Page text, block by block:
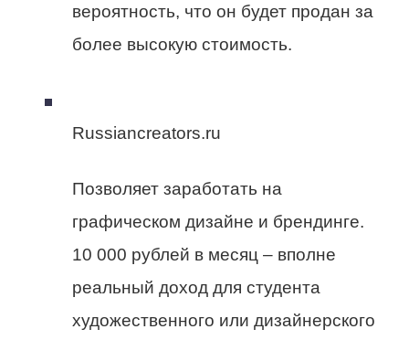
вероятность, что он будет продан за
более высокую стоимость.
Russiancreators.ru
Позволяет заработать на
графическом дизайне и брендинге.
10 000 рублей в месяц – вполне
реальный доход для студента
художественного или дизайнерского